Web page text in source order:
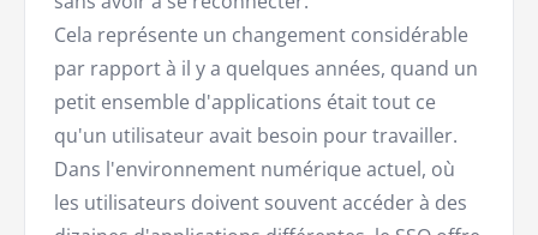
Cela représente un changement considérable
par rapport à il y a quelques années, quand un
petit ensemble d'applications était tout ce
qu'un utilisateur avait besoin pour travailler.
Dans l'environnement numérique actuel, où
les utilisateurs doivent souvent accéder à des